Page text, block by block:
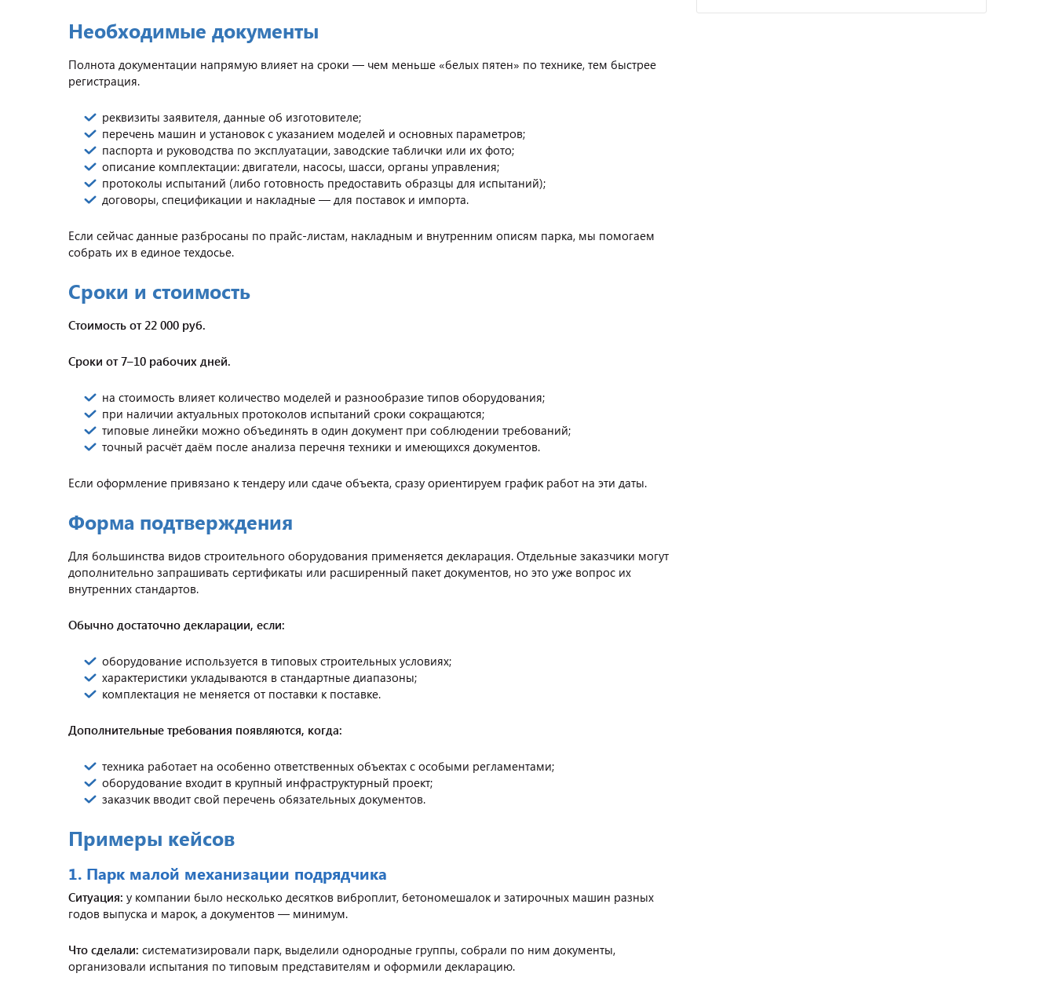
Необходимые документы
Полнота документации напрямую влияет на сроки — чем меньше «белых пятен» по технике, тем быстрее
регистрация.
реквизиты заявителя, данные об изготовителе;
перечень машин и установок с указанием моделей и основных параметров;
паспорта и руководства по эксплуатации, заводские таблички или их фото;
описание комплектации: двигатели, насосы, шасси, органы управления;
протоколы испытаний (либо готовность предоставить образцы для испытаний);
договоры, спецификации и накладные — для поставок и импорта.
Если сейчас данные разбросаны по прайс-листам, накладным и внутренним описям парка, мы помогаем
собрать их в единое техдосье.
Сроки и стоимость
Стоимость от 22 000 руб.
Сроки от 7–10 рабочих дней.
на стоимость влияет количество моделей и разнообразие типов оборудования;
при наличии актуальных протоколов испытаний сроки сокращаются;
типовые линейки можно объединять в один документ при соблюдении требований;
точный расчёт даём после анализа перечня техники и имеющихся документов.
Если оформление привязано к тендеру или сдаче объекта, сразу ориентируем график работ на эти даты.
Форма подтверждения
Для большинства видов строительного оборудования применяется декларация. Отдельные заказчики могут
дополнительно запрашивать сертификаты или расширенный пакет документов, но это уже вопрос их
внутренних стандартов.
Обычно достаточно декларации, если:
оборудование используется в типовых строительных условиях;
характеристики укладываются в стандартные диапазоны;
комплектация не меняется от поставки к поставке.
Дополнительные требования появляются, когда:
техника работает на особенно ответственных объектах с особыми регламентами;
оборудование входит в крупный инфраструктурный проект;
заказчик вводит свой перечень обязательных документов.
Примеры кейсов
1. Парк малой механизации подрядчика
Ситуация: у компании было несколько десятков виброплит, бетономешалок и затирочных машин разных
годов выпуска и марок, а документов — минимум.
Что сделали: систематизировали парк, выделили однородные группы, собрали по ним документы,
организовали испытания по типовым представителям и оформили декларацию.